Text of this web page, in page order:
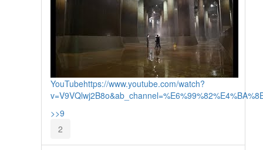
YouTubehttps://www.youtube.com/watch?
>>9
2